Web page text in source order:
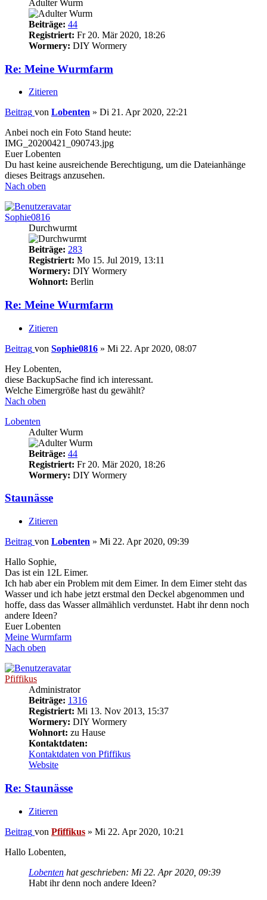
Adulter Wurm
Beiträge: 44
Registriert: Fr 20. Mär 2020, 18:26
Wormery: DIY Wormery
Re: Meine Wurmfarm
Zitieren
Beitrag von Lobenten » Di 21. Apr 2020, 22:21
Anbei noch ein Foto Stand heute:
IMG_20200421_090743.jpg
Euer Lobenten
Du hast keine ausreichende Berechtigung, um die Dateianhänge
dieses Beitrags anzusehen.
Nach oben
Sophie0816
Durchwurmt
Beiträge: 283
Registriert: Mo 15. Jul 2019, 13:11
Wormery: DIY Wormery
Wohnort: Berlin
Re: Meine Wurmfarm
Zitieren
Beitrag von Sophie0816 » Mi 22. Apr 2020, 08:07
Hey Lobenten,
diese BackupSache find ich interessant.
Welche Eimergröße hast du gewählt?
Nach oben
Lobenten
Adulter Wurm
Beiträge: 44
Registriert: Fr 20. Mär 2020, 18:26
Wormery: DIY Wormery
Staunässe
Zitieren
Beitrag von Lobenten » Mi 22. Apr 2020, 09:39
Hallo Sophie,
Das ist ein 12L Eimer.
Ich hab aber ein Problem mit dem Eimer. In dem Eimer steht das
Wasser und ich habe jetzt erstmal den Deckel abgenommen und
hoffe, dass das Wasser allmählich verdunstet. Habt ihr denn noch
andere Ideen?
Euer Lobenten
Meine Wurmfarm
Nach oben
Pfiffikus
Administrator
Beiträge: 1316
Registriert: Mi 13. Nov 2013, 15:37
Wormery: DIY Wormery
Wohnort: zu Hause
Kontaktdaten:
Kontaktdaten von Pfiffikus
Website
Re: Staunässe
Zitieren
Beitrag von Pfiffikus » Mi 22. Apr 2020, 10:21
Hallo Lobenten,
Lobenten hat geschrieben: Mi 22. Apr 2020, 09:39
Habt ihr denn noch andere Ideen?